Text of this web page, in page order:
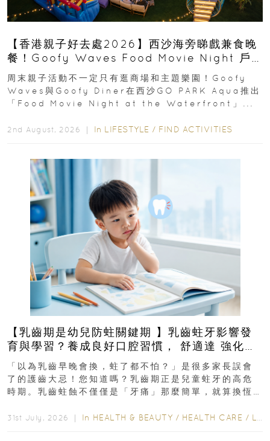
【香港親子好去處2026】西沙海旁睇戲兼食晚
餐！Goofy Waves Food Movie Night 戶
外影院逢週末登場
周末親子活動不一定只有逛商場和主題樂園！Goofy
Waves與Goofy Diner在西沙GO PARK Aqua推出
「Food Movie Night at the Waterfront」...
2nd August, 2026 ｜ In LIFESTYLE / FIND ACTIVITIES
【乳齒期是幼兒防蛀關鍵期 】乳齒蛀牙影響發
育與學習？養成良好口腔習慣， 舒適達 強化琺
瑯質 兒童牙膏防護指南
「以為乳齒早晚會換，蛀了都不怕？」是很多家長誤會
了的護齒大忌！您知道嗎？乳齒期正是兒童蛀牙的高危
時期。乳齒蛀蝕不僅僅是「牙痛」那麼簡單，就算換恆
31st July, 2026 ｜ In HEALTH & BEAUTY / HEALTH CARE / LIFESTYLE